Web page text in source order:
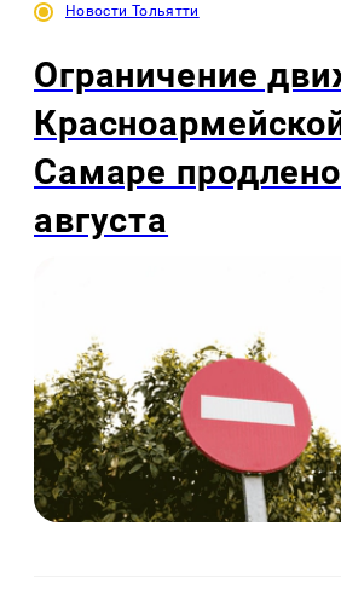
Новости Тольятти
Ограничение
Самаре
августа